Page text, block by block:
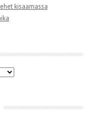
kisaamassa